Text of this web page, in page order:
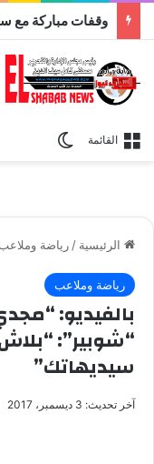
القائمة
الرئيسية / رياضة وملاعب
رياضة وملاعب
بالفيديو:
“شوبير”:
سيديهاتك”
آخر تحديث: 3 ديسمبر، 2017